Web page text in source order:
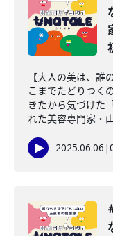
【大人の美は、
こまでたどりつく
きたから気づけた
れた美容専門家・
2025.06.06 |